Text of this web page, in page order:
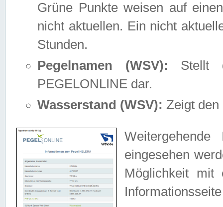
Grüne Punkte weisen auf
nicht aktuellen. Ein nicht
Stunden.
Pegelnamen (WSV): Stellt
PEGELONLINE dar.
Wasserstand (WSV): Zeigt den
eingesehen
Möglichkeit mit